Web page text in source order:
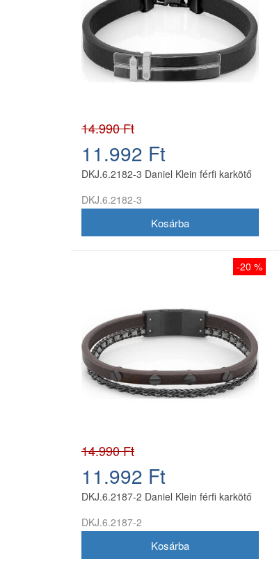
14.990 Ft
11.992 Ft
DKJ.6.2182-3 Daniel Klein férfi karkötő
DKJ.6.2182-3
-20 %
14.990 Ft
11.992 Ft
DKJ.6.2187-2 Daniel Klein férfi karkötő
DKJ.6.2187-2